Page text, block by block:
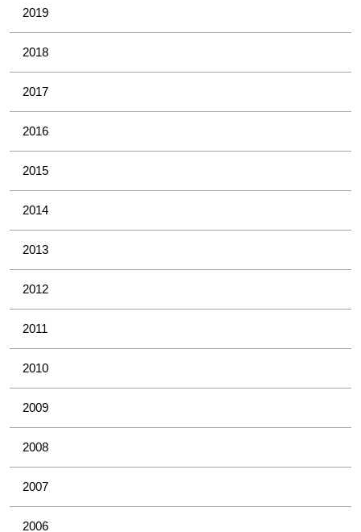
2019
2018
2017
2016
2015
2014
2013
2012
2011
2010
2009
2008
2007
2006